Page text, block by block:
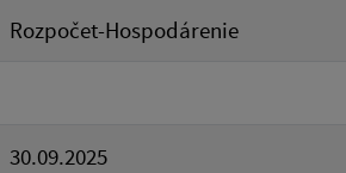
Rozpočet-Hospodárenie
30.09.2025